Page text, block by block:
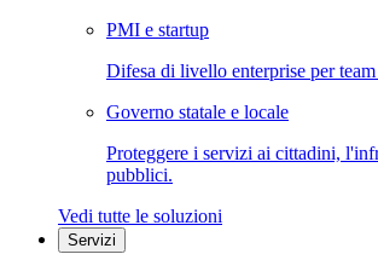
PMI e startup
Difesa di livello enterprise per
Governo statale e locale
Proteggere i servizi ai cittadini,
pubblici.
Vedi tutte le soluzioni
Servizi